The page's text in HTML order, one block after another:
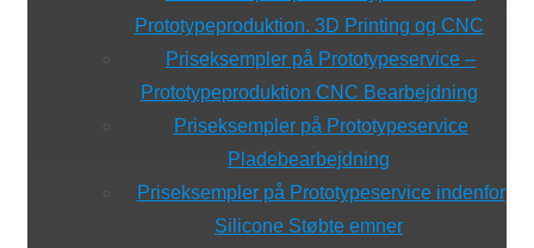
Prototypeproduktion. 3D Printing og CNC
Priseksempler på Prototypeservice –
Prototypeproduktion CNC Bearbejdning
Priseksempler på Prototypeservice
Pladebearbejdning
Priseksempler på Prototypeservice indenfor
Silicone Støbte emner